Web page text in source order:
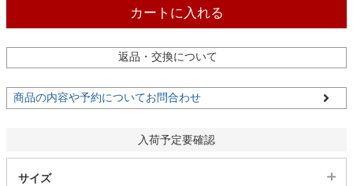
マット
カートに入れる
返品・交換について
商品の内容や予約についてお問合わせ
入荷予定要確認
サイズ